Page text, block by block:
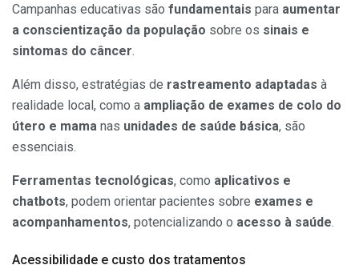
Campanhas educativas são fundamentais para aumentar
a conscientização da população sobre os sinais e
sintomas do câncer.
Além disso, estratégias de rastreamento adaptadas à
realidade local, como a ampliação de exames de colo do
útero e mama nas unidades de saúde básica, são
essenciais.
Ferramentas tecnológicas, como aplicativos e
chatbots, podem orientar pacientes sobre exames e
acompanhamentos, potencializando o acesso à saúde.
Acessibilidade e custo dos tratamentos